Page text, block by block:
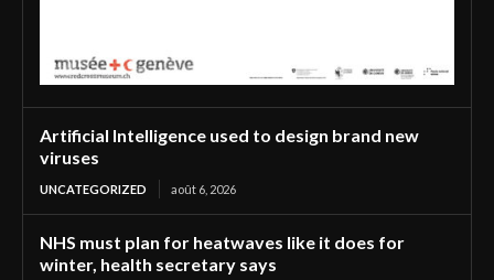
Artificial Intelligence used to design brand new
viruses
UNCATEGORIZED août 6, 2026
NHS must plan for heatwaves like it does for
winter, health secretary says